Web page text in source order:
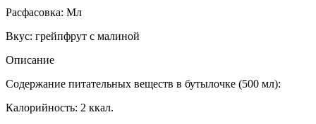
Расфасовка: Мл
Вкус: грейпфрут с малиной
Описание
Содержание питательных веществ в бутылочке (500 мл):
Калорийность: 2 ккал.